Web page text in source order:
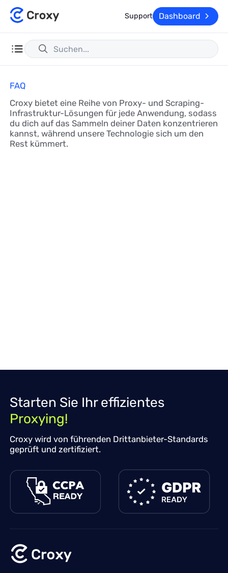
Support Dashboard
FAQ
Croxy bietet eine Reihe von Proxy- und Scraping-
Infrastruktur-Lösungen für jede Anwendung, sodass
du dich auf das Sammeln deiner Daten konzentrieren
kannst, während unsere Technologie sich um den
Rest kümmert.
Starten Sie Ihr effizientes
Proxying!
Croxy wird von führenden Drittanbieter-Standards
geprüft und zertifiziert.